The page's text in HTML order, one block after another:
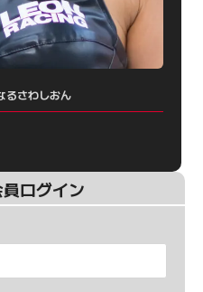
るさわしおん
ログイン